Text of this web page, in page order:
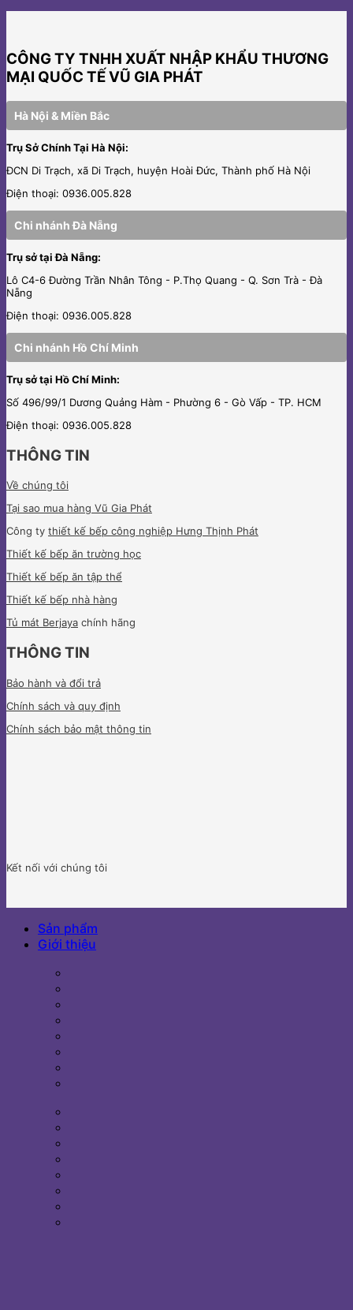
CÔNG TY TNHH XUẤT NHẬP KHẨU THƯƠNG
MẠI QUỐC TẾ VŨ GIA PHÁT
Hà Nội & Miền Bắc
Trụ Sở Chính Tại Hà Nội:
ĐCN Di Trạch, xã Di Trạch, huyện Hoài Đức, Thành phố Hà Nội
Điện thoại: 0936.005.828
Chi nhánh Đà Nẵng
Trụ sở tại Đà Nẵng:
Lô C4-6 Đường Trần Nhân Tông - P.Thọ Quang - Q. Sơn Trà - Đà
Nẵng
Điện thoại: 0936.005.828
Chi nhánh Hồ Chí Minh
Trụ sở tại Hồ Chí Minh:
Số 496/99/1 Dương Quảng Hàm - Phường 6 - Gò Vấp - TP. HCM
Điện thoại: 0936.005.828
THÔNG TIN
Về chúng tôi
Tại sao mua hàng Vũ Gia Phát
Công ty thiết kế bếp công nghiệp Hưng Thịnh Phát
Thiết kế bếp ăn trường học
Thiết kế bếp ăn tập thể
Thiết kế bếp nhà hàng
Tủ mát Berjaya chính hãng
THÔNG TIN
Bảo hành và đổi trả
Chính sách và quy định
Chính sách bảo mật thông tin
Kết nối với chúng tôi
Sản phẩm
Giới thiệu